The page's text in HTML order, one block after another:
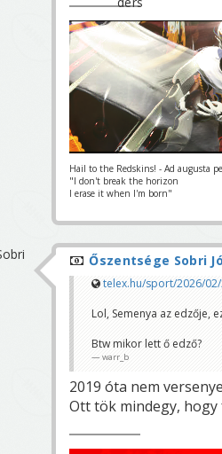
Hail to the Redskins! - Ad augusta
"I don't break the horizon
I erase it when I'm born"
Őszentsége Sobri
telex.hu/sport/2026/
Lol, Semenya az edzője,
Btw mikor lett ő edző?
warr_b
2019 óta nem
Ott tök mindegy, hogy